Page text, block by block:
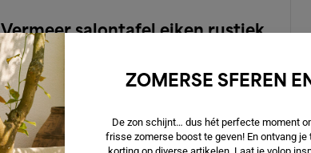
Vermeer salontafel eiken rustiek
Mare
Dit is geen voorraad product maar wordt
speciaal voor u op bestelling gemaakt,
Op voorraad
ZOMERSE SFEREN
De zon schijnt… dus hét perfecte moment
frisse zomerse boost te geven! En ontvang